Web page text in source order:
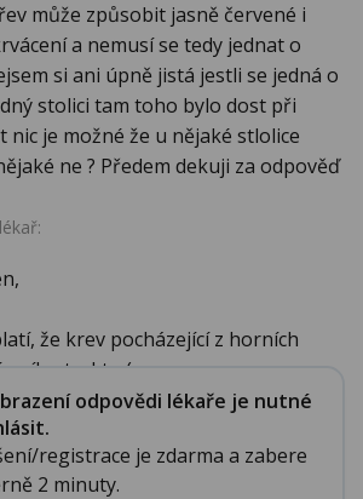
může způsobit jasně červené i
a nemusí se tedy jednat o
si ani úpně jistá jestli se jedná o
stolici tam toho bylo dost při
nic je možné že u nějaké stlolice
ne ? Předem dekuji za odpověď
že krev pocházející z horních
traktu (nap...
odpovědi lékaře je nutné
registrace je zdarma a zabere
2 minuty.